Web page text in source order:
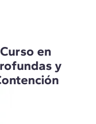
en
y